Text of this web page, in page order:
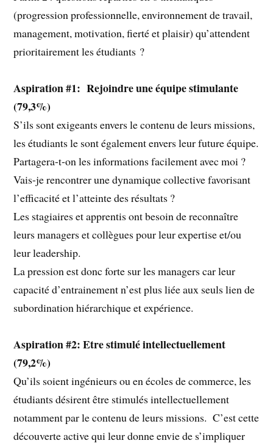
(progression professionnelle, environnement de travail,
management, motivation, fierté et plaisir) qu’attendent
prioritairement les étudiants ?
Aspiration #1: Rejoindre une équipe stimulante
(79,3%)
S’ils sont exigeants envers le contenu de leurs missions,
les étudiants le sont également envers leur future équipe.
Partagera-t-on les informations facilement avec moi ?
Vais-je rencontrer une dynamique collective favorisant
l’efficacité et l’atteinte des résultats ?
Les stagiaires et apprentis ont besoin de reconnaître
leurs managers et collègues pour leur expertise et/ou
leur leadership.
La pression est donc forte sur les managers car leur
capacité d’entrainement n’est plus liée aux seuls lien de
subordination hiérarchique et expérience.
Aspiration #2: Etre stimulé intellectuellement
(79,2%)
Qu’ils soient ingénieurs ou en écoles de commerce, les
étudiants désirent être stimulés intellectuellement
notamment par le contenu de leurs missions. C’est cette
découverte active qui leur donne envie de s’impliquer